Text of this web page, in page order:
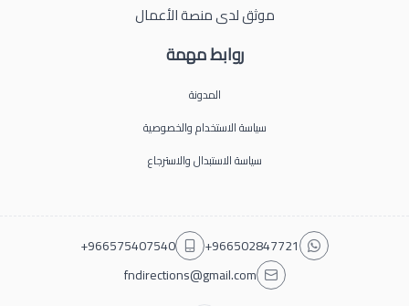
روابط مهمة
المدونة
سياسة الاستخدام والخصوصية
سياسة الاستبدال والاسترجاع
موثق لدى منصة الأعمال
+966502847721
+966575407540
fndirections@gmail.com